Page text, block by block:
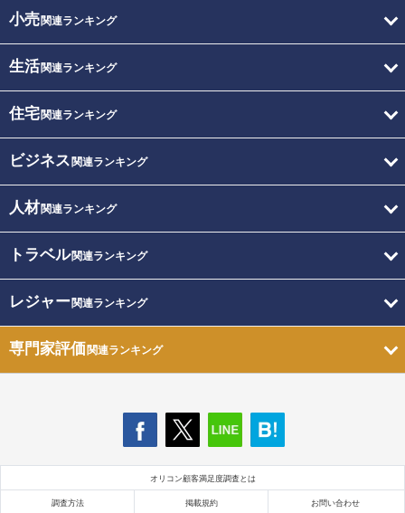
小売関連ランキング
生活関連ランキング
住宅関連ランキング
ビジネス 関連ランキング
人材関連ランキング
トラベル関連ランキング
レジャー関連ランキング
専門家評価関連ランキング
オリコン顧客満足度調査とは
調査方法 掲載規約 お問い合わせ